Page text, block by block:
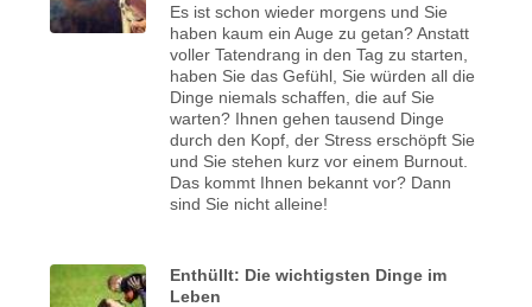
Es ist schon wieder morgens und Sie
haben kaum ein Auge zu getan? Anstatt
voller Tatendrang in den Tag zu starten,
haben Sie das Gefühl, Sie würden all die
Dinge niemals schaffen, die auf Sie
warten? Ihnen gehen tausend Dinge
durch den Kopf, der Stress erschöpft Sie
und Sie stehen kurz vor einem Burnout.
Das kommt Ihnen bekannt vor? Dann
sind Sie nicht alleine!
Enthüllt: Die wichtigsten Dinge im
Leben